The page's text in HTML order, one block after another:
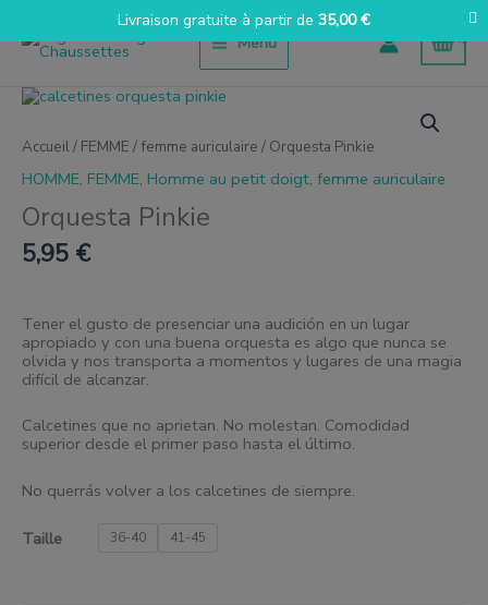
contenu
Menu
Accueil/ FEMME /femme auriculaire / Orquesta Pinkie
HOMME, FEMME, Homme au petit doigt, femme auriculaire
Orquesta Pinkie
5,95 €
Tener el gusto de presenciar una audición en un lugar
apropiado y con una buena orquesta es algo que nunca se
olvida y nos transporta a momentos y lugares de una magia
difícil de alcanzar.
Calcetines que no aprietan. No molestan. Comodidad
superior desde el primer paso hasta el último.
No querrás volver a los calcetines de siempre.
Taille 36-40 41-45
quantité
Pinkie
Livraison gratuite à partir de 35,00€